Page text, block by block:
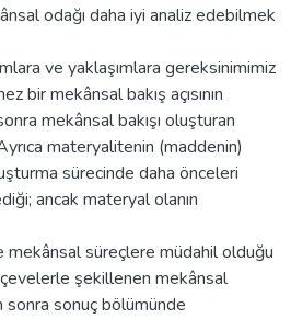
odağı daha iyi analiz edebilmek
ve yaklaşımlara gereksinimimiz
bir mekânsal bakış açısının
mekânsal bakışı oluşturan
materyalitenin (maddenin)
sürecinde daha önceleri
ancak materyal olanın
süreçlere müdahil olduğu
şekillenen mekânsal
sonra sonuç bölümünde